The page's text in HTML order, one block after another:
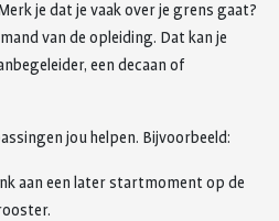
je dat je vaak over je grens gaat?
van de opleiding. Dat kan je
een decaan of
jou helpen. Bijvoorbeeld:
aan een later startmoment op de